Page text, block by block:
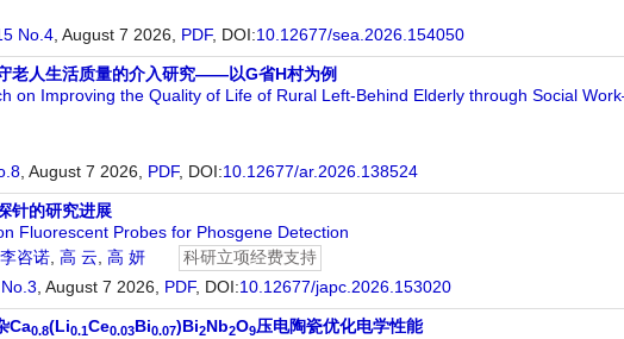
No.4, August 7 2026, PDF, DOI:10.12677/sea.2026.154050
老人生活质量的介入研究——以G省H村为例
on Improving the Quality of Life of Rural Left-Behind Elderly through Social
, August 7 2026, PDF, DOI:10.12677/ar.2026.138524
针的研究进展
Fluorescent Probes for Phosgene Detection
李咨诺, 高 云 高 妍
科研立项经费支持
, August 7 2026, PDF, DOI:10.12677/japc.2026.153020
Ca0.8(Li0.1Ce0.03Bi0.07)Bi2Nb2O9压电陶瓷优化电学性能